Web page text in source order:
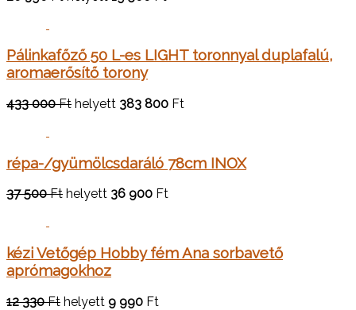
Pálinkafőző 50 L-es LIGHT toronnyal duplafalú,
aromaerősítő torony
433 000 Ft helyett 383 800 Ft
répa-/gyümölcsdaráló 78cm INOX
37 500 Ft helyett 36 900 Ft
kézi Vetőgép Hobby fém Ana sorbavető
aprómagokhoz
12 330 Ft helyett 9 990 Ft